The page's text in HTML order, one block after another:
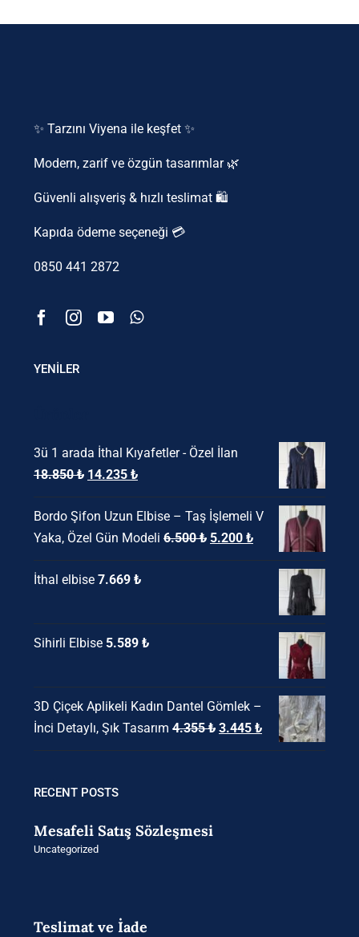
✨ Tarzını Viyena ile keşfet ✨
Modern, zarif ve özgün tasarımlar 🌿
Güvenli alışveriş & hızlı teslimat 🛍️
Kapıda ödeme seçeneği 💳
0850 441 2872
YENİLER
3ü 1 arada İthal Kıyafetler - Özel İlan
18.850₺ Orijinal
fiyat:
18.850 ₺.
14.235 ₺Şu
andaki
fiyat:
14.235 ₺.
Bordo Şifon Uzun Elbise – Taş İşlemeli V
Yaka, Özel Gün Modeli 6.500₺ Orijinal
fiyat:
5.200 ₺Şu
andaki
5.200 ₺.
İthal elbise 7.669 ₺
Sihirli Elbise 5.589 ₺
3D Çiçek Aplikeli Kadın Dantel Gömlek –
İnci Detaylı, Şık Tasarım 4.355₺ Orijinal
fiyat:
3.445 ₺Şu
andaki
RECENT POSTS
Mesafeli Satış Sözleşmesi
Uncategorized
Teslimat ve İade